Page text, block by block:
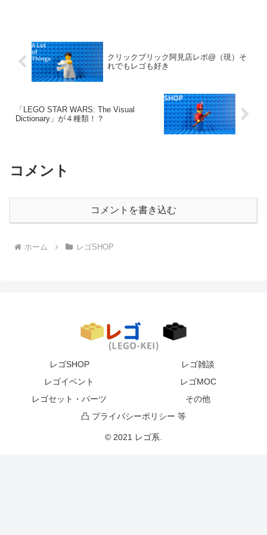
クリックブリック阿見店レポ@（現）そ
れでもレゴも好き
「LEGO STAR WARS: The Visual
Dictionary」が４種類！？
コメント
コメントを書き込む
ホーム レゴSHOP
レゴSHOP
レゴ雑談
レゴイベント
レゴMOC
レゴセット・パーツ
その他
凸 プライバシーポリシー 等
© 2021 レゴ系.